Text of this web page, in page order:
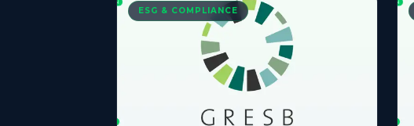
ESG & COMPLIANCE